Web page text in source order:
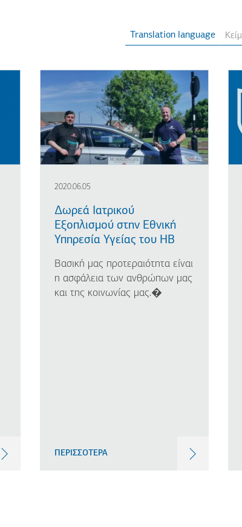
Translation language
2020.06.05
Δωρεά Ιατρικού
Εξοπλισμού στην Εθνική
Υπηρεσία Υγείας του ΗΒ
Βασική μας προτεραιότητα είναι
η ασφάλεια των ανθρώπων μας
και της κοινωνίας μας.�
ΠΕΡΙΣΣΟΤΕΡΑ